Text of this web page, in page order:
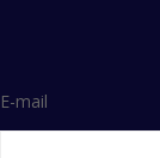
E-mail